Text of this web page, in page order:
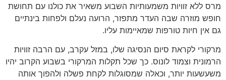
מרס ללא זוויות משמעותיות השבוע משאיר את כולנו עם תחושת
חופש מוזרה שבה העדר מתפזר, הרועה נעלם ולפחות בינתיים
גם אין חיות טורפות שמאיימות עליו.
מרקורי לקראת סיום הנסיגה שלו, במזל עקרב, עם הרבה זוויות
הרמונית וצמוד לונוס. כך שכל תקלות המרקורי בשבוע הקרוב יהיו
משעשעות יותר, וכאלה שמסוגלות לקחת פשלה ולהפוך אותה